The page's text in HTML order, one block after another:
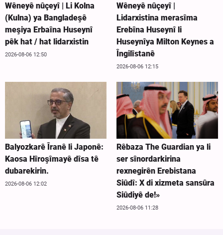
Wêneyê nûçeyî | Li Kolna
(Kulna) ya Bangladeşê
meşiya Erbaîna Huseynî
pêk hat / hat lidarxistin
2026-08-06 12:50
Wêneyê nûçeyî |
Lidarxistina merasîma
Erebîna Huseynî li
Huseynîya Milton Keynes a
Îngilîstanê
2026-08-06 12:15
Balyozkarê Îranê li Japonê:
Kaosa Hîroşîmayê dîsa tê
dubarekirin.
2026-08-06 12:02
Rêbaza The Guardian ya li
ser sînordarkirina
rexnegirên Erebistana
Siûdî: X di xizmeta sansûra
Siûdiyê de!»
2026-08-06 11:28